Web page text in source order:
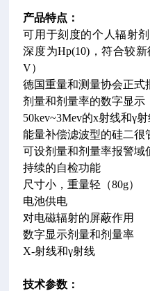
产品特点：
可用于刻度的个人辐射
深度为Hp(10)，符合较
V）
德国重量和测量协会正式
剂量和剂量率的数字显示
50kev~3Mev的x射线和γ
能量补偿滤波型的硅二很
可设剂量和剂量率报警域
持续的自检功能
尺寸小，重量轻（80g）
电池供电
对电磁辐射的屏蔽作用
数字显示剂量和剂量率
X-射线和γ射线
技术参数：